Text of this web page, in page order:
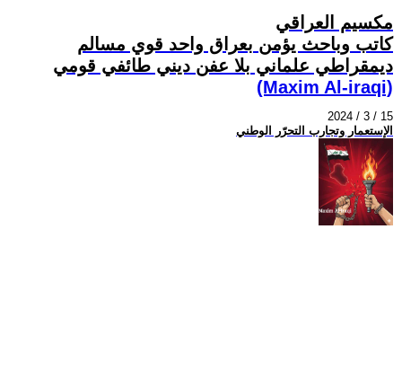
مكسيم العراقي
كاتب وباحث يؤمن بعراق واحد قوي مسالم
ديمقراطي علماني بلا عفن ديني طائفي قومي
(Maxim Al-iraqi)
2024 / 3 / 15
الإستعمار وتجارب التحرّر الوطني